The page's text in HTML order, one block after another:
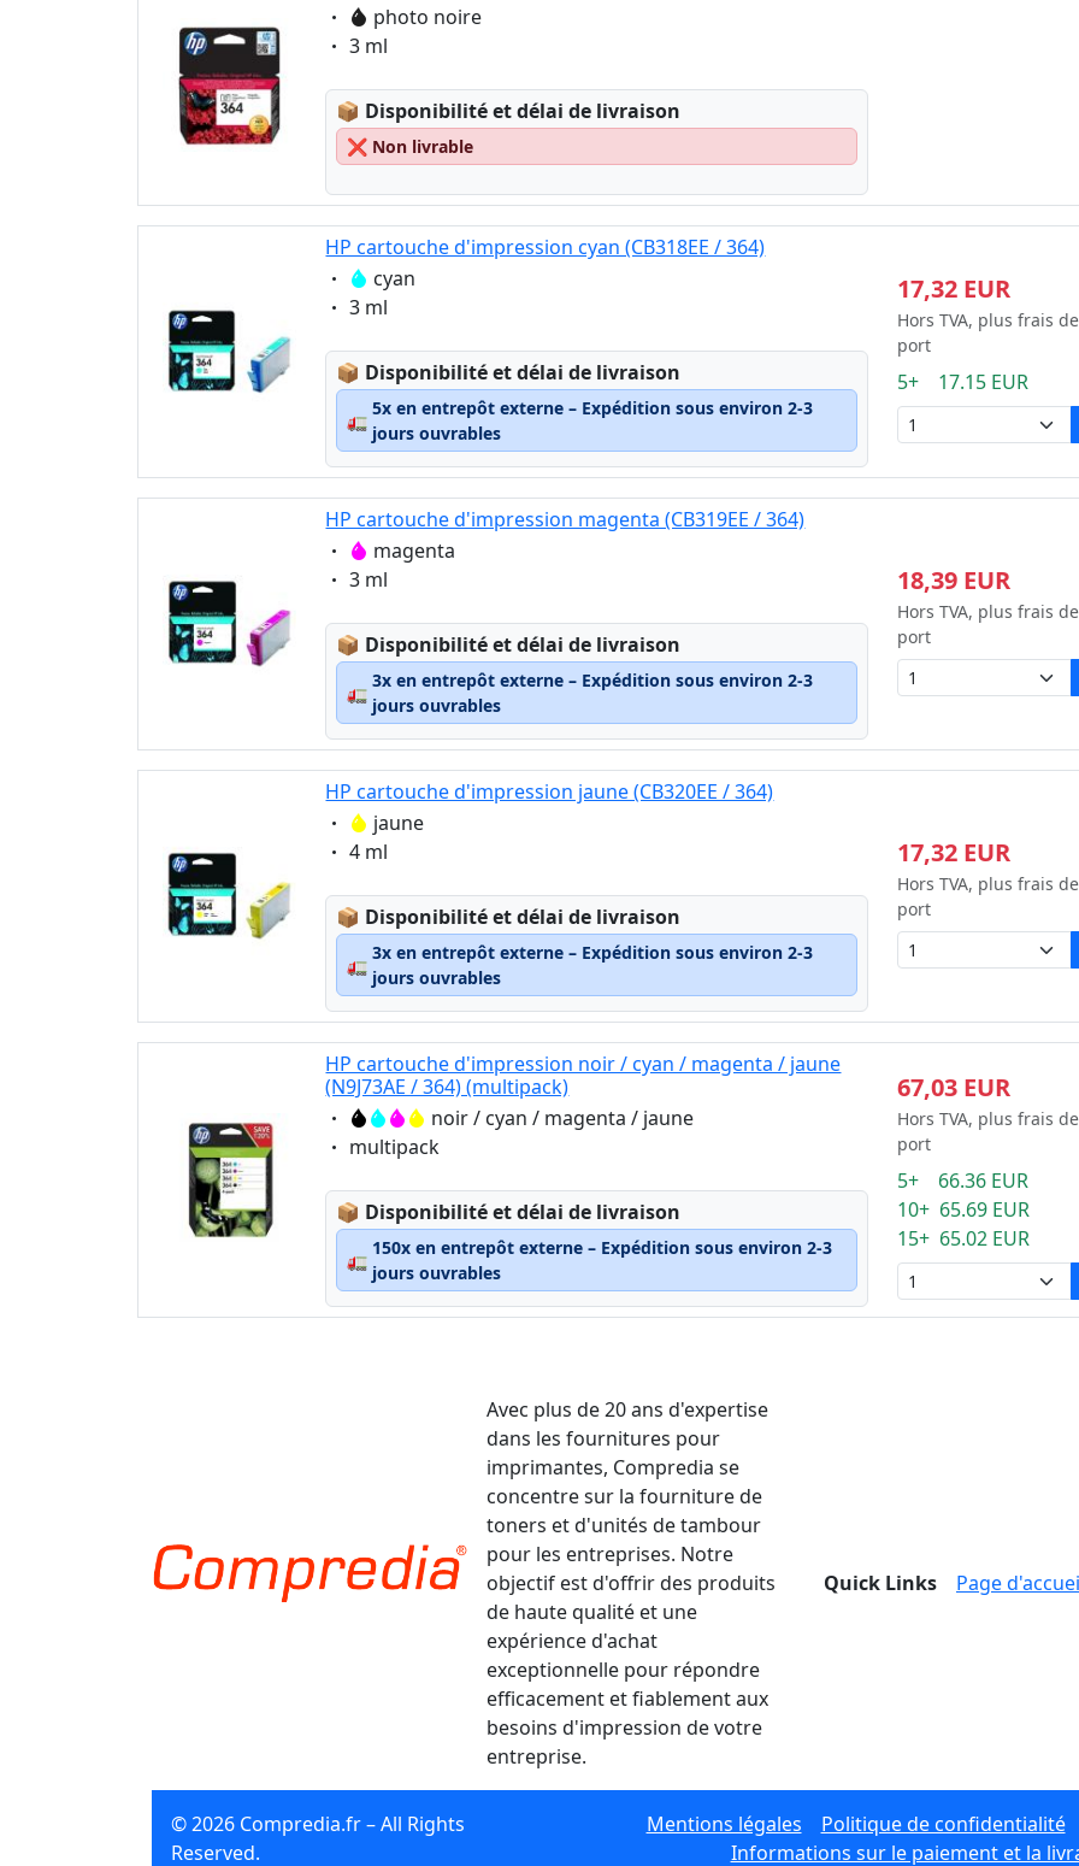
Eigenschaft:
photo noire
Eigenschaft:
3 ml
📦 Lagerstatus:
Disponibilité et délai de livraison
❌ Non livrable
HP cartouche d'impression cyan (CB318EE / 364)
Eigenschaft:
cyan
Eigenschaft:
3 ml
📦 Lagerstatus:
Disponibilité et délai de livraison
🚛
5x en entrepôt externe – Expédition sous environ 2-3
jours ouvrables
17,32 EUR
Hors TVA, plus frais de
port
5+ 17.15 EUR
HP cartouche d'impression magenta (CB319EE / 364)
Eigenschaft:
magenta
Eigenschaft:
3 ml
📦 Lagerstatus:
Disponibilité et délai de livraison
🚛
3x en entrepôt externe – Expédition sous environ 2-3
jours ouvrables
18,39 EUR
Hors TVA, plus frais de
port
HP cartouche d'impression jaune (CB320EE / 364)
Eigenschaft:
jaune
Eigenschaft:
4 ml
📦 Lagerstatus:
Disponibilité et délai de livraison
🚛
3x en entrepôt externe – Expédition sous environ 2-3
jours ouvrables
17,32 EUR
Hors TVA, plus frais de
port
HP cartouche d'impression noir / cyan / magenta / jaune
(N9J73AE / 364) (multipack)
Eigenschaft:noir / cyan / magenta / jaune
Eigenschaft:
multipack
📦 Lagerstatus:
Disponibilité et délai de livraison
🚛
150x en entrepôt externe – Expédition sous environ 2-3
jours ouvrables
67,03 EUR
Hors TVA, plus frais de
port
5+ 66.36 EUR
10+ 65.69 EUR
15+ 65.02 EUR
Avec plus de 20 ans d'expertise
dans les fournitures pour
imprimantes, Compredia se
concentre sur la fourniture de
toners et d'unités de tambour
pour les entreprises. Notre
objectif est d'offrir des produits
de haute qualité et une
expérience d'achat
exceptionnelle pour répondre
efficacement et fiablement aux
besoins d'impression de votre
entreprise.
Quick Links Page
© 2026 Compredia.fr – All Rights
Reserved.
Mentions légales Politique de confidentialité
Informations sur le paiement et la